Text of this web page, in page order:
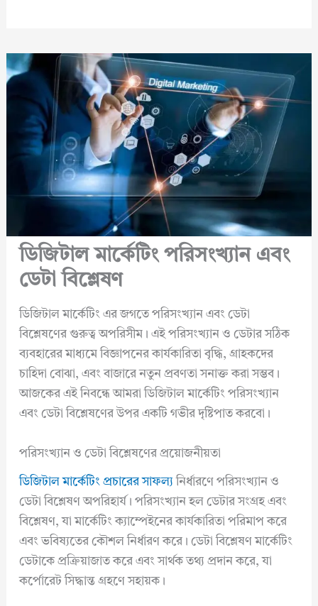
ডিজিটাল মার্কেটিং পরিসংখ্যান এবং
ডেটা বিশ্লেষণ
ডিজিটাল মার্কেটিং এর জগতে পরিসংখ্যান এবং ডেটা
বিশ্লেষণের গুরুত্ব অপরিসীম। এই পরিসংখ্যান ও ডেটার সঠিক
ব্যবহারের মাধ্যমে বিজ্ঞাপনের কার্যকারিতা বৃদ্ধি, গ্রাহকদের
চাহিদা বোঝা, এবং বাজারে নতুন প্রবণতা সনাক্ত করা সম্ভব।
আজকের এই নিবন্ধে আমরা ডিজিটাল মার্কেটিং পরিসংখ্যান
এবং ডেটা বিশ্লেষণের উপর একটি গভীর দৃষ্টিপাত করবো।
পরিসংখ্যান ও ডেটা বিশ্লেষণের প্রয়োজনীয়তা
ডিজিটাল মার্কেটিং প্রচারের সাফল্য নির্ধারণে পরিসংখ্যান ও
ডেটা বিশ্লেষণ অপরিহার্য। পরিসংখ্যান হল ডেটার সংগ্রহ এবং
বিশ্লেষণ, যা মার্কেটিং ক্যাম্পেইনের কার্যকারিতা পরিমাপ করে
এবং ভবিষ্যতের কৌশল নির্ধারণ করে। ডেটা বিশ্লেষণ মার্কেটিং
ডেটাকে প্রক্রিয়াজাত করে এবং সার্থক তথ্য প্রদান করে, যা
কর্পোরেট সিদ্ধান্ত গ্রহণে সহায়ক।